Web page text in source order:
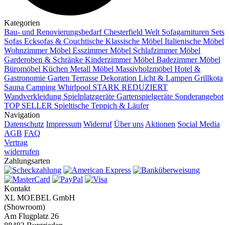
Kategorien
Bau- und RenovierungsbedarfChesterfield Welt Sofagarnituren Sets
Sofas Ecksofas & Couchtische Klassische Möbel Italienische Möbel
Wohnzimmer Möbel Esszimmer Möbel Schlafzimmer Möbel
Garderoben & Schränke Kinderzimmer Möbel Badezimmer Möbel
Büromöbel Küchen Metall Möbel Massivholzmöbel Hotel &
Gastronomie Garten Terrasse Dekoration Licht & Lampen Grillkota
Sauna Camping Whirlpool STARK REDUZIERT
Wandverkleidung Spielplatzgeräte Gartenspielgeräte Sonderangebot
TOP SELLER Spieltische Teppich & Läufer
Navigation
Datenschutz Impressum Widerruf Über uns Aktionen Social Media
AGB FAQ
Vertrag
widerrufen
Zahlungsarten
Kontakt
XL MOEBEL GmbH
(Showroom)
Am Flugplatz 26